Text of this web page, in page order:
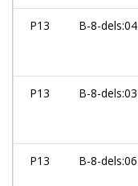
P13 B-8-dels:04
P13 B-8-dels:03
P13 B-8-dels:06